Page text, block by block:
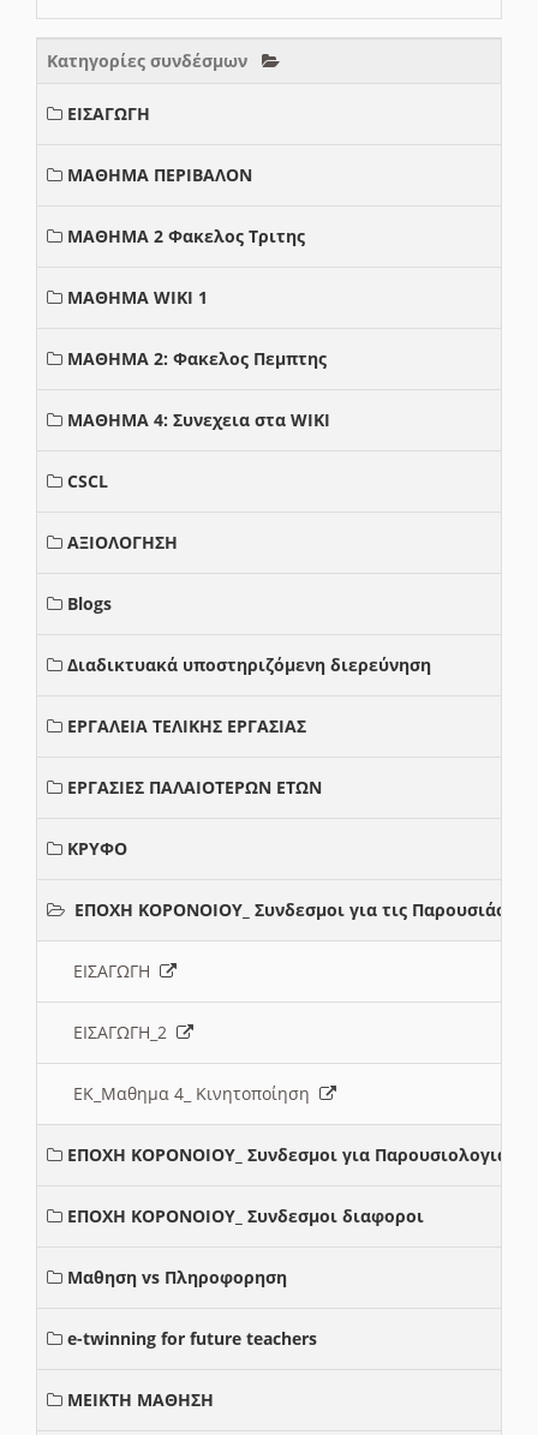
Κατηγορίες συνδέσμων
ΕΙΣΑΓΩΓΗ
ΜΑΘΗΜΑ ΠΕΡΙΒΑΛΟΝ
ΜΑΘΗΜΑ 2 Φακελος Τριτης
ΜΑΘΗΜΑ WIKI 1
ΜΑΘΗΜΑ 2: Φακελος Πεμπτης
ΜΑΘΗΜΑ 4: Συνεχεια στα WIKI
CSCL
ΑΞΙΟΛΟΓΗΣΗ
Blogs
Διαδικτυακά υποστηριζόμενη διερεύνηση
ΕΡΓΑΛΕΙΑ ΤΕΛΙΚΗΣ ΕΡΓΑΣΙΑΣ
ΕΡΓΑΣΙΕΣ ΠΑΛΑΙΟΤΕΡΩΝ ΕΤΩΝ
ΚΡΥΦΟ
ΕΠΟΧΗ ΚΟΡΟΝΟΙΟΥ_ Συνδεσμοι για τις Παρουσιάσεις
ΕΙΣΑΓΩΓΗ
ΕΙΣΑΓΩΓΗ_2
ΕΚ_Μαθημα 4_ Κινητοποίηση
ΕΠΟΧΗ ΚΟΡΟΝΟΙΟΥ_ Συνδεσμοι για Παρουσιολογια
ΕΠΟΧΗ ΚΟΡΟΝΟΙΟΥ_ Συνδεσμοι διαφοροι
Μαθηση vs Πληροφορηση
e-twinning for future teachers
ΜΕΙΚΤΗ ΜΑΘΗΣΗ